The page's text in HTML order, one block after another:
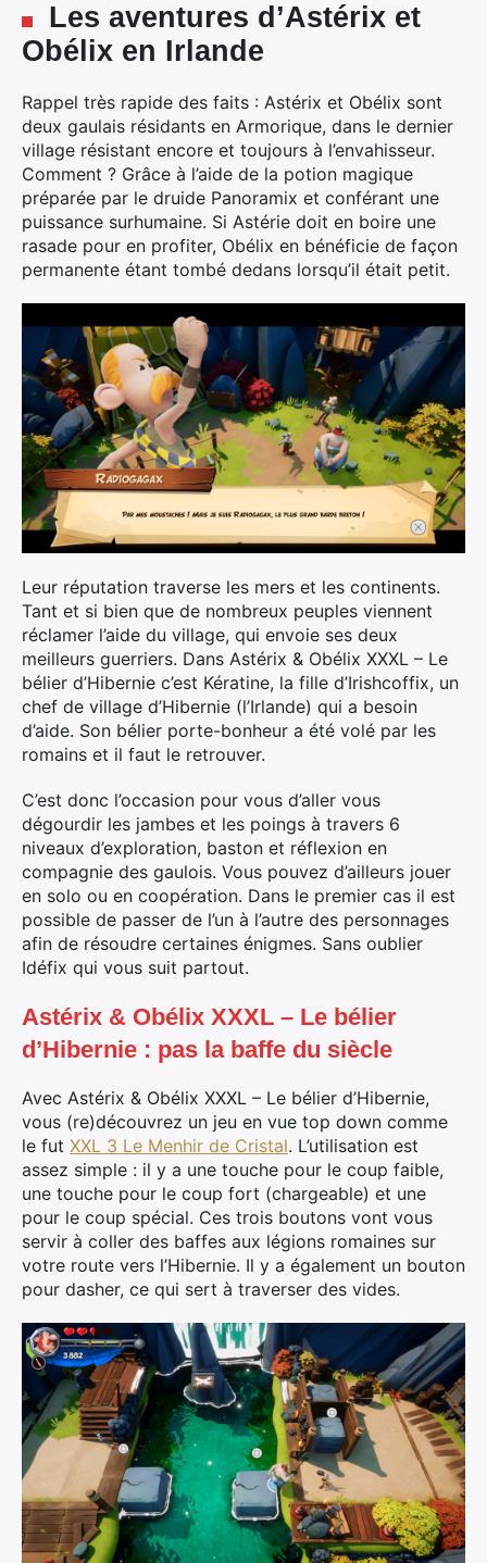
Les aventures d’Astérix et
Obélix en Irlande
Rappel très rapide des faits : Astérix et Obélix sont
deux gaulais résidants en Armorique, dans le dernier
village résistant encore et toujours à l’envahisseur.
Comment ? Grâce à l’aide de la potion magique
préparée par le druide Panoramix et conférant une
puissance surhumaine. Si Astérie doit en boire une
rasade pour en profiter, Obélix en bénéficie de façon
permanente étant tombé dedans lorsqu’il était petit.
Leur réputation traverse les mers et les continents.
Tant et si bien que de nombreux peuples viennent
réclamer l’aide du village, qui envoie ses deux
meilleurs guerriers. Dans Astérix & Obélix XXXL – Le
bélier d’Hibernie c’est Kératine, la fille d’Irishcoffix, un
chef de village d’Hibernie (l’Irlande) qui a besoin
d’aide. Son bélier porte-bonheur a été volé par les
romains et il faut le retrouver.
C’est donc l’occasion pour vous d’aller vous
dégourdir les jambes et les poings à travers 6
niveaux d’exploration, baston et réflexion en
compagnie des gaulois. Vous pouvez d’ailleurs jouer
en solo ou en coopération. Dans le premier cas il est
possible de passer de l’un à l’autre des personnages
afin de résoudre certaines énigmes. Sans oublier
Idéfix qui vous suit partout.
Astérix & Obélix XXXL – Le bélier
d’Hibernie : pas la baffe du siècle
Avec Astérix & Obélix XXXL – Le bélier d’Hibernie,
vous (re)découvrez un jeu en vue top down comme
le fut XXL 3 Le Menhir de Cristal. L’utilisation est
assez simple : il y a une touche pour le coup faible,
une touche pour le coup fort (chargeable) et une
pour le coup spécial. Ces trois boutons vont vous
servir à coller des baffes aux légions romaines sur
votre route vers l’Hibernie. Il y a également un bouton
pour dasher, ce qui sert à traverser des vides.